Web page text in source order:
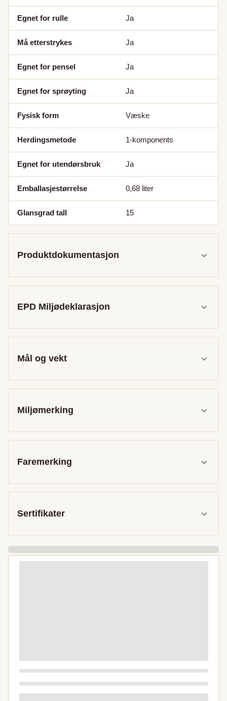
Egnet for rulle Ja
Må etterstrykes Ja
Egnet for pensel Ja
Egnet for sprøyting Ja
Fysisk form Væske
Herdingsmetode 1-komponents
Egnet for utendørsbruk Ja
Emballasjestørrelse 0,68 liter
Glansgrad tall 15
Produktdokumentasjon
EPD Miljødeklarasjon
Mål og vekt
Miljømerking
Faremerking
Sertifikater